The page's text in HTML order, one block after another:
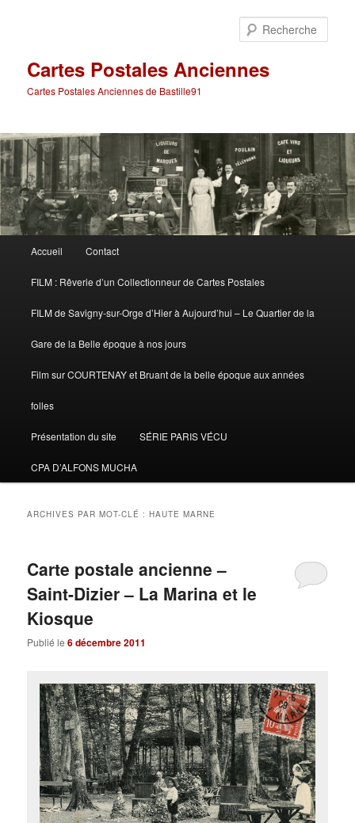
Cartes Postales Anciennes
Cartes Postales Anciennes de Bastille91
principal
Accueil Contact
FILM : Rêverie d’un Collectionneur de Cartes Postales
FILM de Savigny-sur-Orge d’Hier à Aujourd’hui – Le Quartier de la
Gare de la Belle époque à nos jours
Film sur COURTENAY et Bruant de la belle époque aux années
folles
Présentation du site SÉRIE PARIS VÉCU
CPA D’ALFONS MUCHA
ARCHIVES PAR MOT-CLÉ :HAUTE MARNE
Carte postale ancienne –
Saint-Dizier – La Marina et le
Kiosque
Publié le6 décembre 2011